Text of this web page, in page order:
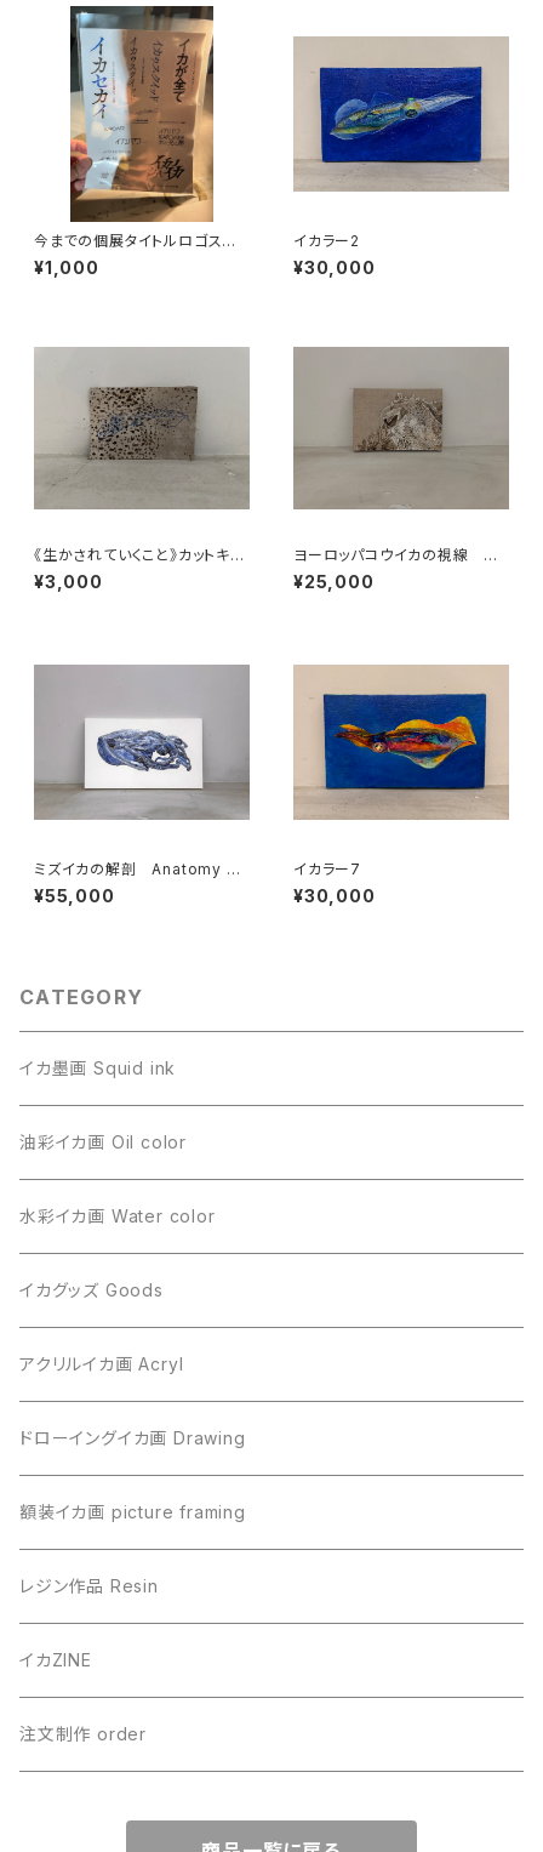
今までの個展タイトルロゴステッ
カー(耐候性)
¥1,000
イカラー2
¥30,000
《生かされていくこと》カットキャ
ンバス17
¥3,000
ヨーロッパコウイカの視線 Th
e Gaze of the European Cu
ttlefish
¥25,000
ミズイカの解剖 Anatomy of
the Mizuika
¥55,000
イカラー7
¥30,000
CATEGORY
イカ墨画 Squid ink
油彩イカ画 Oil color
水彩イカ画 Water color
イカグッズ Goods
アクリルイカ画 Acryl
ドローイングイカ画 Drawing
額装イカ画 picture framing
レジン作品 Resin
イカZINE
注文制作 order